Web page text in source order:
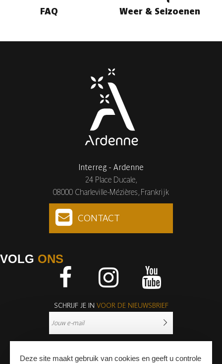
FAQ Weer & Seizoenen
Interreg - Ardenne
24 Place Ducale,
08000 Charleville-Mézières, Frankrijk
CONTACT
VOLG ONS
SCHRIJF JE IN VOOR DE NIEUWSBRIEF
Deze site maakt gebruik van cookies en geeft u controle